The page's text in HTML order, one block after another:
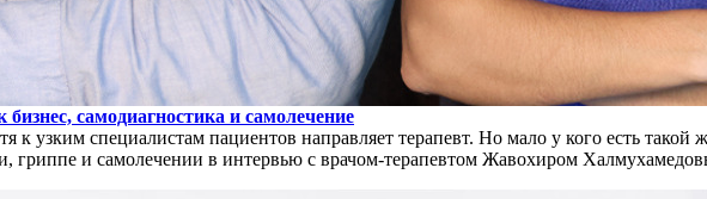
самодиагностика и самолечение
к узким специалистам пациентов направляет терапевт. Но мало у кого есть такой
гриппе и самолечении в интервью с врачом-терапевтом Жавохиром